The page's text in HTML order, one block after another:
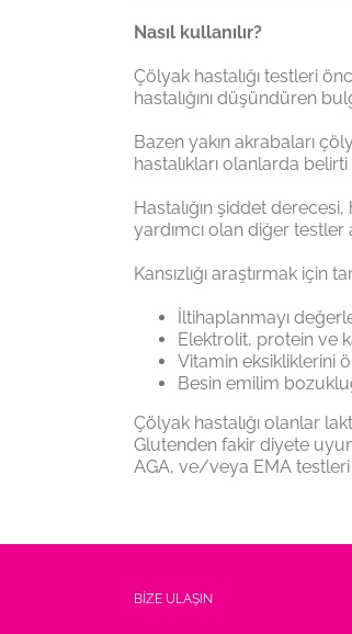
Nasıl kullanılır?
Çölyak hastalığı testleri
hastalığını düşündüren
Bazen yakın akrabaları
hastalıkları olanlarda
Hastalığın şiddet
yardımcı olan diğer testler
Kansızlığı araştırmak için
İltihaplanmayı
Elektrolit, protein ve
Vitamin eksikliklerini
Besin emilim
Çölyak hastalığı olanlar
Glutenden fakir diyete
AGA, ve/veya EMA testleri
BİZE ULAŞIN